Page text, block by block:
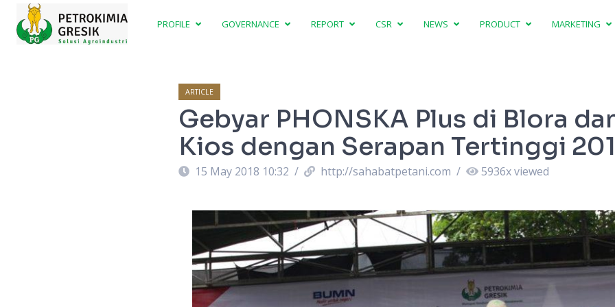
PROFILE GOVERNANCE REPORT CSR NEWS PRODUCT MARKETING
ARTICLE
Gebyar PHONSKA Plus di Blora
Kios dengan Serapan Tertinggi
15 May 2018 10:32 / http://sahabatpetani.com / 5936x viewed